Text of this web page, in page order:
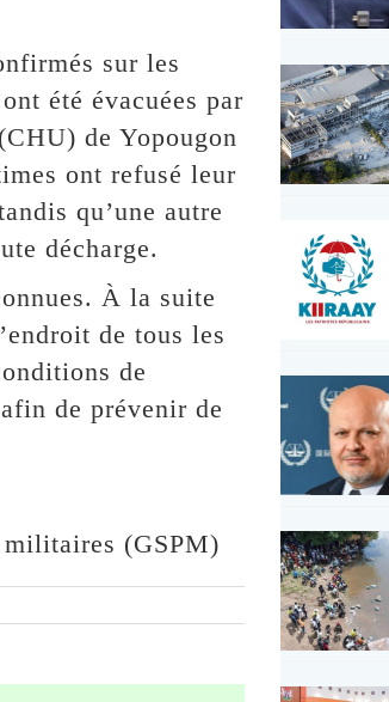
sur les
été évacuées par
de Yopougon
ont refusé leur
qu’une autre
décharge.
À la suite
de tous les
de
de prévenir de
militaires (GSPM)